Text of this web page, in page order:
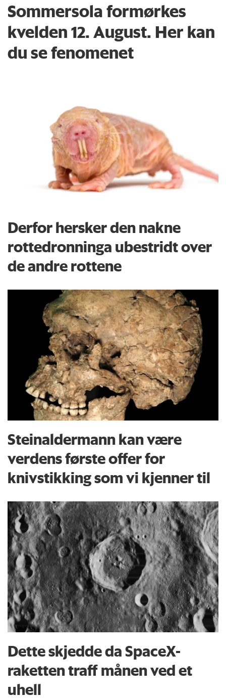
Sommersola formørkes
kvelden 12. August. Her kan
du se fenomenet
Derfor hersker den nakne
rottedronninga ubestridt over
de andre rottene
Steinaldermann kan være
verdens første offer for
knivstikking som vi kjenner til
Dette skjedde da SpaceX-
raketten traff månen ved et
uhell